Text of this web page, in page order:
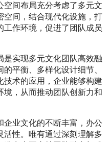
空间布局充分考虑了多元文
空间，结合现代化设施，打
工作环境，促进了团队成员
是实现多元文化团队高效融
平衡、多样化设计细节、
技术的应用，企业能够构建
境，从而推动团队创新力和
企业文化的不断丰富，办公
活性。唯有通过深刻理解多